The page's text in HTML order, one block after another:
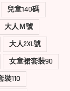
兒童140碼
大人Ｍ號
大人2XL號
女童裙套裝90
裝110